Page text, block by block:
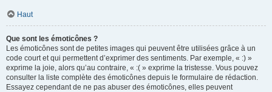
Haut
Que sont les émoticônes ?
Les émoticônes sont de petites images qui peuvent être utilisées grâce à un
code court et qui permettent d’exprimer des sentiments. Par exemple, « :) »
exprime la joie, alors qu’au contraire, « :( » exprime la tristesse. Vous pouvez
consulter la liste complète des émoticônes depuis le formulaire de rédaction.
Essayez cependant de ne pas abuser des émoticônes, elles peuvent